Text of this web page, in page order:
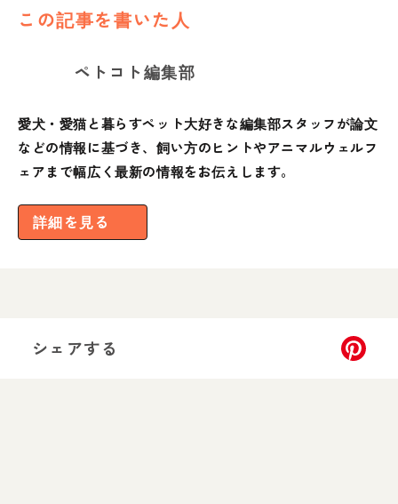
この記事を書いた人
ペトコト編集部
愛犬・愛猫と暮らすペット大好きな編集部スタッフが論文
などの情報に基づき、飼い方のヒントやアニマルウェルフ
ェアまで幅広く最新の情報をお伝えします。
詳細を見る
シェアする